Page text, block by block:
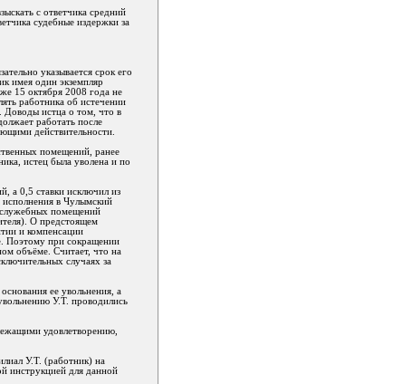
с ответчика средний
судебные издержки за
указывается срок его
имея один экземпляр
15 октября 2008 года не
работника об истечении
Доводы истца о том, что в
работать после
действительности.
помещений, ранее
истец была уволена и по
а 0,5 ставки исключил из
в Чулымский
помещений
О предстоящем
и компенсации
Поэтому при сокращении
объёме. Считает, что на
случаях за
ее увольнения, а
У.Т. проводились
удовлетворению,
У.Т. (работник) на
инструкцией для данной